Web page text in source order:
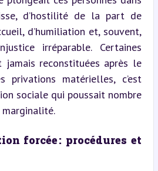
d’hostilité de la part de
d’humiliation et, souvent,
irréparable. Certaines
reconstituées après le
privations matérielles, c’est
sociale qui poussait nombre
forcée : procédures et